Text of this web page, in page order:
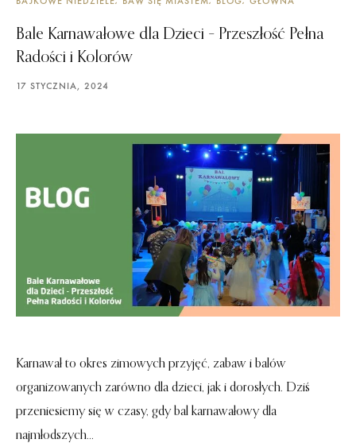
Bale Karnawałowe dla Dzieci – Przeszłość Pełna
Radości i Kolorów
17 STYCZNIA, 2024
Karnawał to okres zimowych przyjęć, zabaw i balów
organizowanych zarówno dla dzieci, jak i dorosłych. Dziś
przeniesiemy się w czasy, gdy bal karnawałowy dla
najmłodszych...